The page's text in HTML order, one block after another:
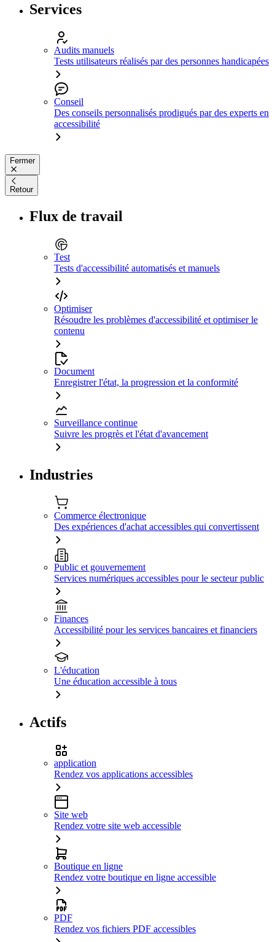
Services
Audits manuels
Tests utilisateurs réalisés par des personnes handicapées
Conseil
Des conseils personnalisés prodigués par des experts en
accessibilité
Fermer
Retour
Flux de travail
Test
Tests d'accessibilité automatisés et manuels
Optimiser
Résoudre les problèmes d'accessibilité et optimiser le
contenu
Document
Enregistrer l'état, la progression et la conformité
Surveillance continue
Suivre les progrès et l'état d'avancement
Industries
Commerce électronique
Des expériences d'achat accessibles qui convertissent
Public et gouvernement
Services numériques accessibles pour le secteur public
Finances
Accessibilité pour les services bancaires et financiers
L'éducation
Une éducation accessible à tous
Actifs
application
Rendez vos applications accessibles
Site web
Rendez votre site web accessible
Boutique en ligne
Rendez votre boutique en ligne accessible
PDF
Rendez vos fichiers PDF accessibles